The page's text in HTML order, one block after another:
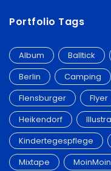
Portfolio Tags
Album Balltick
Berlin
Camping
Flensburger
Flyer
Heikendorf
Kindertegespflege
Mixtape
MoinMoin